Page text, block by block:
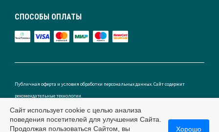
СПОСОБЫ ОПЛАТЫ
Публичная оферта и условия обработки персональных данных. Сайт содержит
рекомендательные технологии.
Сайт использует cookie с целью анализа
поведения посетителей для улучшения Сайта.
Продолжая пользоваться Сайтом, вы
Хорошо